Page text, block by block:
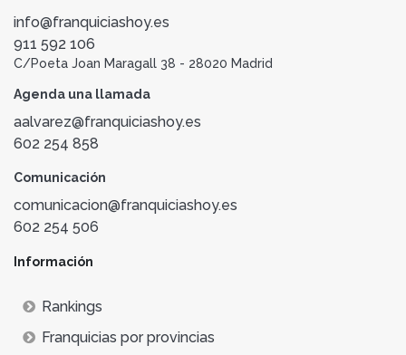
info@franquiciashoy.es
911 592 106
C/Poeta Joan Maragall 38 - 28020 Madrid
Agenda una llamada
aalvarez@franquiciashoy.es
602 254 858
Comunicación
comunicacion@franquiciashoy.es
602 254 506
Información
Rankings
Franquicias por provincias